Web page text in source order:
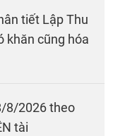
tiết Lập Thu
khăn cũng hóa
8/2026 theo
tài